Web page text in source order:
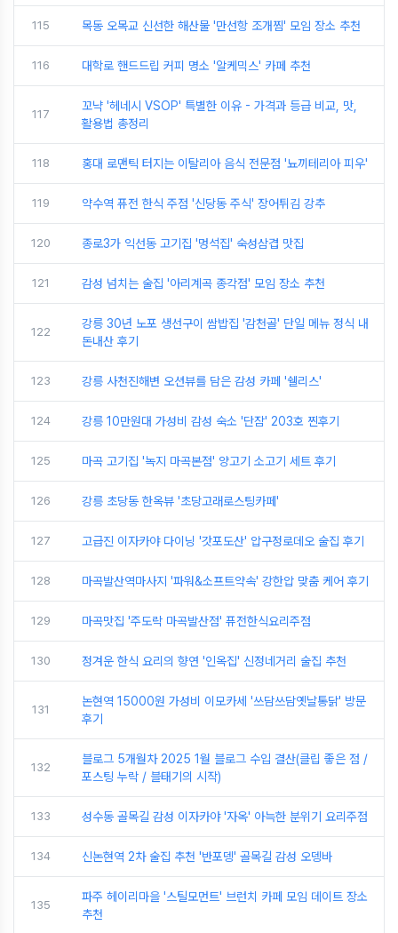
115 목동 오목교 신선한 해산물 '만선항 조개찜' 모임 장소 추천
116 대학로 핸드드립 커피 명소 '알케믹스' 카페 추천
117
꼬냑 '헤네시 VSOP' 특별한 이유 - 가격과 등급 비교, 맛,
활용법 총정리
118 홍대 로맨틱 터지는 이탈리아 음식 전문점 '뇨끼테리아 피우'
119 약수역 퓨전 한식 주점 '신당동 주식' 장어튀김 강추
120 종로3가 익선동 고기집 '멍석집' 숙성삼겹 맛집
121 감성 넘치는 술집 '아리계곡 종각점' 모임 장소 추천
122
강릉 30년 노포 생선구이 쌈밥집 '감천골' 단일 메뉴 정식 내
돈내산 후기
123 강릉 사천진해변 오션뷰를 담은 감성 카페 '쉘리스'
124 강릉 10만원대 가성비 감성 숙소 '단잠' 203호 찐후기
125 마곡 고기집 '녹지 마곡본점' 양고기 소고기 세트 후기
126 강릉 초당동 한옥뷰 '초당고래로스팅카페'
127 고급진 이자카야 다이닝 '갓포도산' 압구정로데오 술집 후기
128 마곡발산역마사지 '파워&소프트약속' 강한압 맞춤 케어 후기
129 마곡맛집 '주도락 마곡발산점' 퓨전한식요리주점
130 정겨운 한식 요리의 향연 '인옥집' 신정네거리 술집 추천
131
논현역 15000원 가성비 이모카세 '쓰담쓰담옛날통닭' 방문
후기
132
블로그 5개월차 2025 1월 블로그 수입 결산(클립 좋은 점 /
포스팅 누락 / 블태기의 시작)
133 성수동 골목길 감성 이자카야 '자옥' 아늑한 분위기 요리주점
134 신논현역 2차 술집 추천 '반포뎅' 골목길 감성 오뎅바
135
파주 헤이리마을 '스틸모먼트' 브런치 카페 모임 데이트 장소
추천